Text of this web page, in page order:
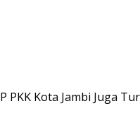
PKK Kota Jambi Juga